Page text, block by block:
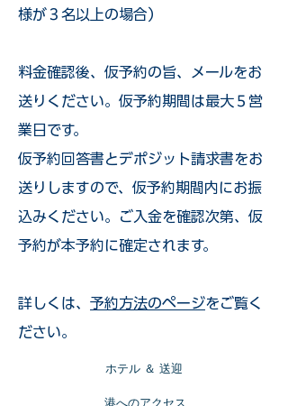
様が３名以上の場合）
​料金確認後、仮予約の旨、メールをお
送りください。仮予約期間は最大５営
業日です。
仮予約回答書とデポジット請求書をお
送りしますので、仮予約期間内にお振
込みください。ご入金を確認次第、仮
予約が本予約に確定されます。
詳しくは、 予約方法のページをご覧く
ださい。
​ホテル ＆ 送迎
​港へのアクセス